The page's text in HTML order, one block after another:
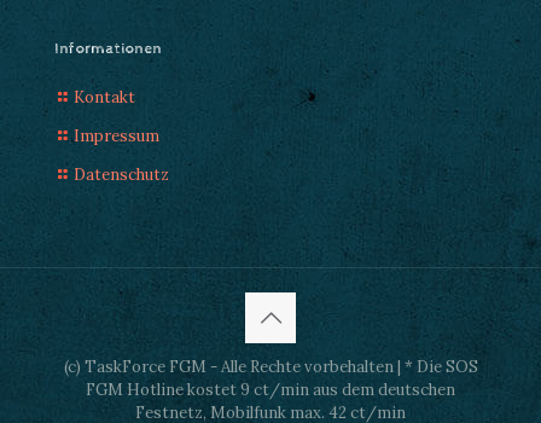
Informationen
Kontakt
Impressum
Datenschutz
(c) TaskForce FGM - Alle Rechte vorbehalten | * Die SOS
FGM Hotline kostet 9 ct/min aus dem deutschen
Festnetz, Mobilfunk max. 42 ct/min